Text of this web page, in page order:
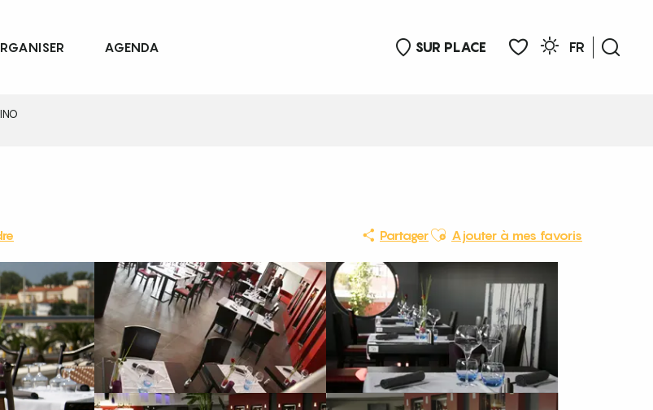
SUR PLACE
FR
AGENDA
PartagerAjouter aux favoris
Ajouter à mes favoris